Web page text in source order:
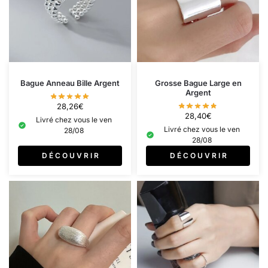
Bague Anneau Bille Argent
28,26€
Livré chez vous le ven
28/08
D É C O U V R I R
Grosse Bague Large en
Argent
28,40€
Livré chez vous le ven
28/08
D É C O U V R I R